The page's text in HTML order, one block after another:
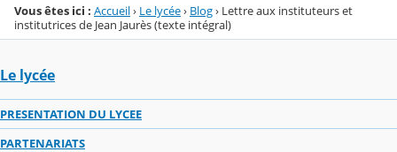
Vous êtes ici : Accueil› Le lycée› Blog› Lettre aux instituteurs et
institutrices de Jean Jaurès (texte intégral)
Le lycée
PRESENTATION DU LYCEE
PARTENARIATS